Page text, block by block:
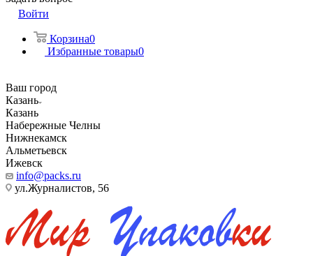
Войти
Корзина0
Избранные товары0
Ваш город
Казань
Казань
Набережные Челны
Нижнекамск
Альметьевск
Ижевск
info@packs.ru
ул.Журналистов, 56